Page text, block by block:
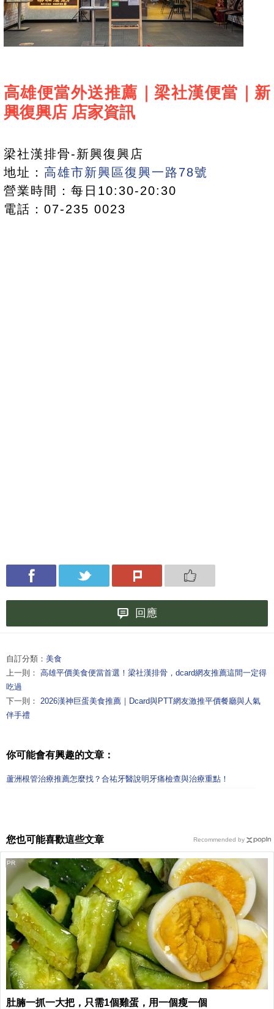
高雄便當外送推薦｜梁社漢便當｜新
興復興店 店家資訊
梁社漢排骨-新興復興店
地址： 高雄市新興區復興一路78號
營業時間：每日10:30-20:30
電話：07-235 0023
回應
自訂分類： 美食
上一則： 高雄平價美食便當首選！梁社漢排骨，dcard網友推薦這間一定得
吃過
下一則： 2026漢神巨蛋美食推薦｜Dcard與PTT網友激推平價餐廳與人氣
伴手禮
你可能會有興趣的文章：
蘆洲根管治療推薦怎麼找？合祐牙醫說明牙痛檢查與治療重點！
您也可能喜歡這些文章
肚腩一抓一大把，只需1個雞蛋，用一個瘦一個
PR
Recommended by